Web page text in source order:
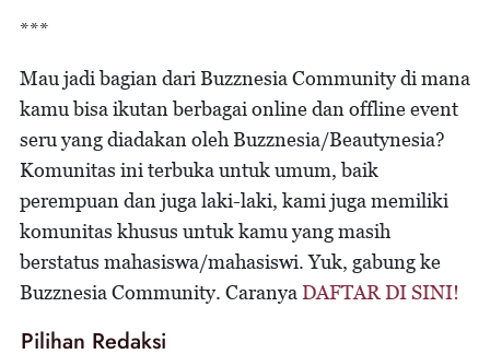
***
Mau jadi bagian dari Buzznesia Community di mana
kamu bisa ikutan berbagai online dan offline event
seru yang diadakan oleh Buzznesia/Beautynesia?
Komunitas ini terbuka untuk umum, baik
perempuan dan juga laki-laki, kami juga memiliki
komunitas khusus untuk kamu yang masih
berstatus mahasiswa/mahasiswi. Yuk, gabung ke
Buzznesia Community. Caranya DAFTAR DI SINI!
Pilihan Redaksi